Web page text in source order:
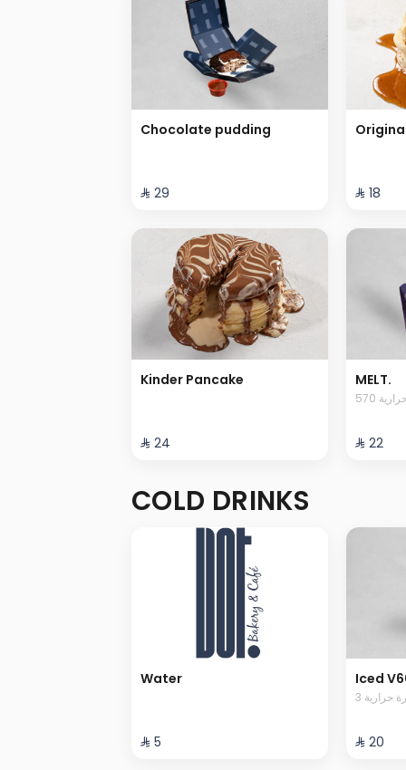
Chocolate pudding
⁨⁦‪‬ 29⁩ ⁨⁦‪‬ 18⁩
Kinder Pancake
⁨⁦‪‬ 24⁩
MELT.
⁨⁦‪‬ 22⁩
COLD DRINKS
Water
⁨⁦‪‬ 5⁩
Iced
حرارية
⁨⁦‪‬ 20⁩